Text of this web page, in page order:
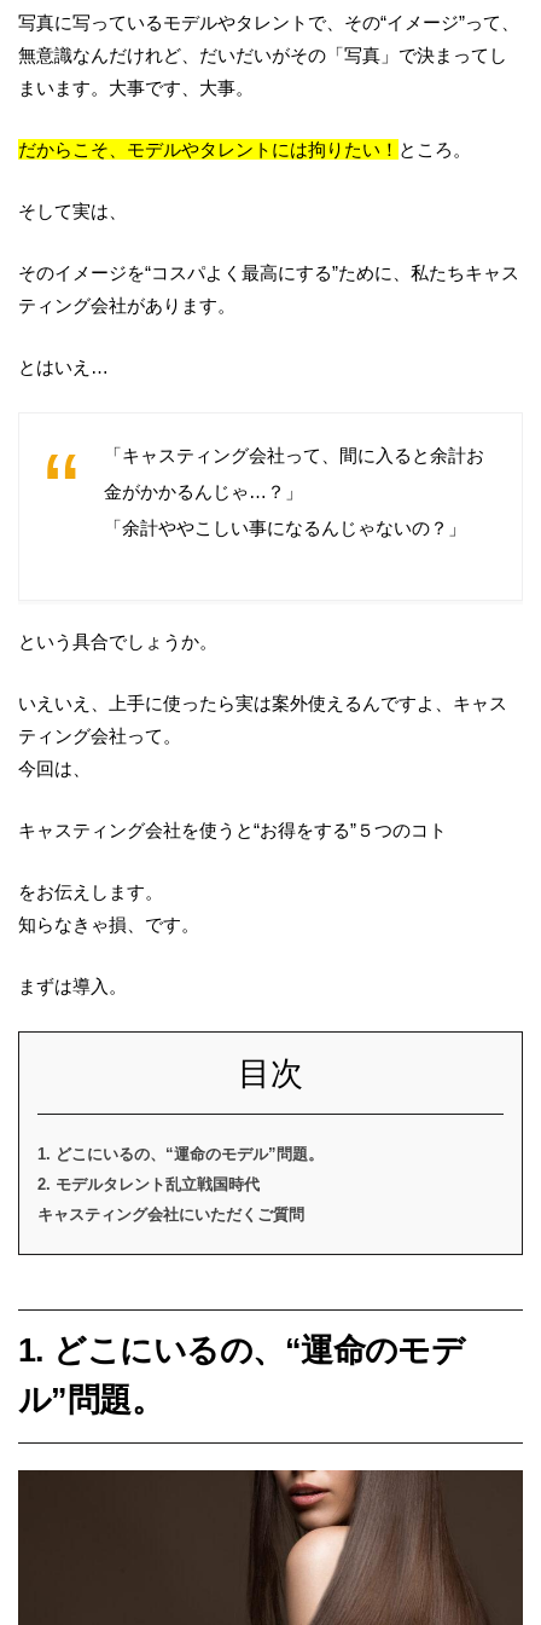
写真に写っているモデルやタレントで、その“イメージ”って、
無意識なんだけれど、だいだいがその「写真」で決まってし
まいます。大事です、大事。
だからこそ、モデルやタレントには拘りたい！ ところ。
そして実は、
そのイメージを“コスパよく最高にする”ために、私たちキャス
ティング会社があります。
とはいえ…
「キャスティング会社って、間に入ると余計お
金がかかるんじゃ…？」
「余計ややこしい事になるんじゃないの？」
という具合でしょうか。
いえいえ、上手に使ったら実は案外使えるんですよ、キャス
ティング会社って。
今回は、
キャスティング会社を使うと“お得をする”５つのコト
をお伝えします。
知らなきゃ損、です。
まずは導入。
目次
1. どこにいるの、“運命のモデル”問題。
2. モデルタレント乱立戦国時代
キャスティング会社にいただくご質問
1. どこにいるの、“運命のモデ
ル”問題。